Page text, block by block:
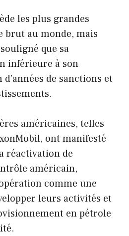
les plus grandes
brut au monde, mais
que sa
inférieure à son
de sanctions et
américaines, telles
ont manifesté
réactivation de
américain,
comme une
leurs activités et
en pétrole